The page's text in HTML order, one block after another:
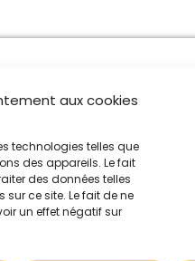
aux cookies
technologies telles que
des appareils. Le fait
des données telles
ce site. Le fait de ne
un effet négatif sur